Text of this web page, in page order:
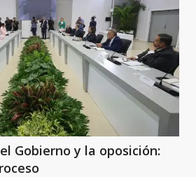
Gobierno y la oposición: